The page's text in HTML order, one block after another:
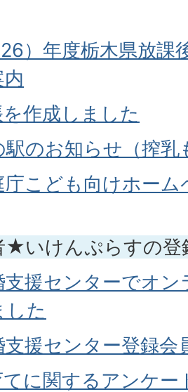
）年度栃木県放課
作成しました
のお知らせ（搾乳
庁こども向けホー
★いけんぷらすの登
支援センターでオ
した
支援センター登録会
に関するアンケー